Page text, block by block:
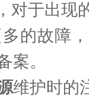
于出现
的故障
案。
维护时的